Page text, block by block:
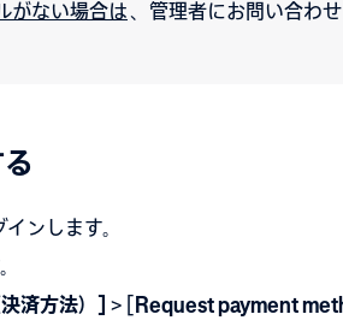
がない場合は、管理者にお問い合わせ
ンします。
済方法）]
> [
Request payment